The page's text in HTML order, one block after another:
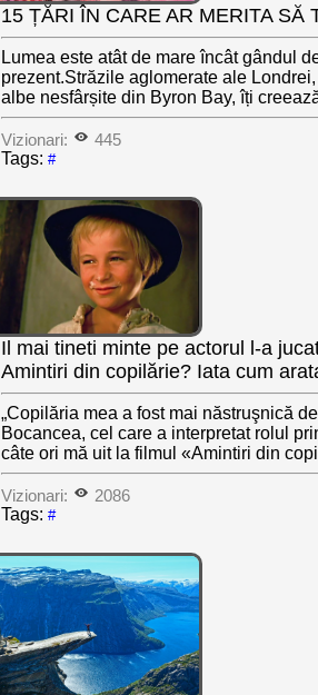
15 ȚĂRI ÎN CARE AR MERITA SĂ
Lumea este atât de mare încât gândul
prezent.Străzile aglomerate ale
albe nesfârșite din Byron Bay, îți
Vizionari: 445
Tags:#
Il mai tineti minte pe actorul l-a
Amintiri din copilărie? Iata cum
„Copilăria mea a fost mai năstruşnică
Bocancea, cel care a interpretat rolul
câte ori mă uit la filmul «Amintiri din
Vizionari: 2086
Tags:#